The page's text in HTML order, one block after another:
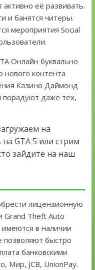
её развивать.
и банятся читеры.
мероприятия Social
Онлайн буквально
контента
Казино Даймонд
порадуют даже тех,
на
GTA 5 или стрим
зайдите на наш
лицензионную
Grand Theft Auto
имеются в наличии
позволяют быстро
банковскими
Мир, JCB, UnionPay.